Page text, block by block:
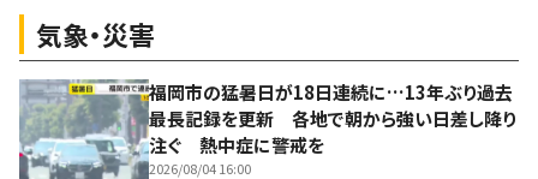
気象・災害
福岡市の猛暑日が18日連続に…13年ぶり過去
最長記録を更新 各地で朝から強い日差し降り
注ぐ 熱中症に警戒を
2026/08/04 16:00